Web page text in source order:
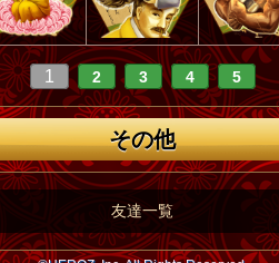
1 2 3 4 5
その他
友達一覧